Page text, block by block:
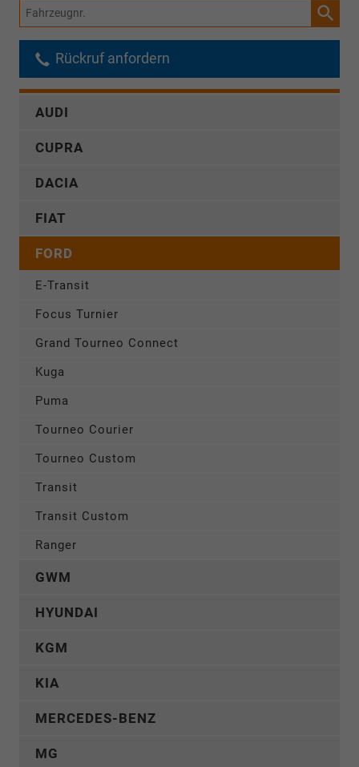
Fahrzeugnr.
Rückruf anfordern
AUDI
CUPRA
DACIA
FIAT
FORD
E-Transit
Focus Turnier
Grand Tourneo Connect
Kuga
Puma
Tourneo Courier
Tourneo Custom
Transit
Transit Custom
Ranger
GWM
HYUNDAI
KGM
KIA
MERCEDES-BENZ
MG